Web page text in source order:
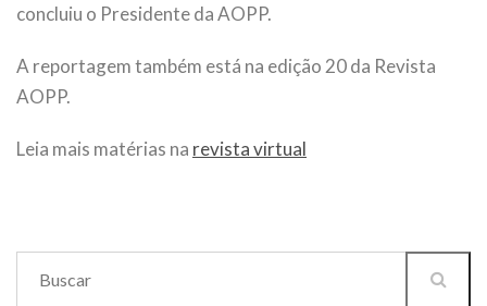
concluiu o Presidente da AOPP.
A reportagem também está na edição 20 da Revista
AOPP.
Leia mais matérias na revista virtual